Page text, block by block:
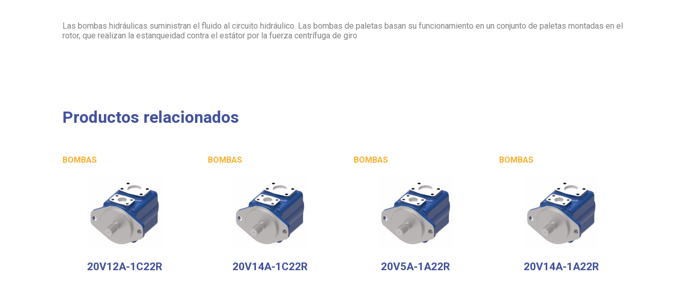
Las bombas hidráulicas suministran el fluido al circuito hidráulico. Las bombas de paletas basan su funcionamiento en un conjunto de paletas montadas en el
rotor, que realizan la estanqueidad contra el estátor por la fuerza centrífuga de giro
Productos relacionados
BOMBAS
20V12A-1C22R
BOMBAS
20V14A-1C22R
BOMBAS
20V5A-1A22R
BOMBAS
20V14A-1A22R